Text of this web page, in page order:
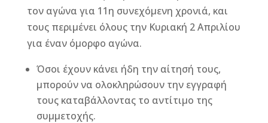
τον αγώνα για 11η συνεχόμενη χρονιά, και
τους περιμένει όλους την Κυριακή 2 Απριλίου
για έναν όμορφο αγώνα.
Όσοι έχουν κάνει ήδη την αίτησή τους,
μπορούν να ολοκληρώσουν την εγγραφή
τους καταβάλλοντας το αντίτιμο της
συμμετοχής.